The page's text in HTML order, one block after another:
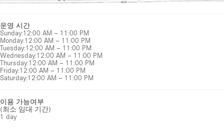
운영 시간
Sunday:12:00 AM – 11:00 PM
Monday:12:00 AM – 11:00 PM
Tuesday:12:00 AM – 11:00 PM
Wednesday:12:00 AM – 11:00 PM
Thursday:12:00 AM – 11:00 PM
Friday:12:00 AM – 11:00 PM
Saturday:12:00 AM – 11:00 PM
이용 가능여부
(최소 임대 기간)
1 day